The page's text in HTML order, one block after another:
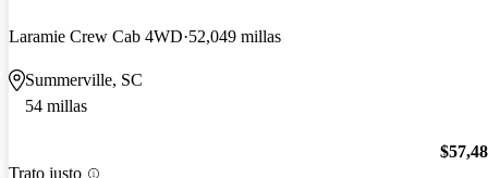
Laramie Crew Cab 4WD 52,049 millas
Summerville, SC
54 millas
Trato justo